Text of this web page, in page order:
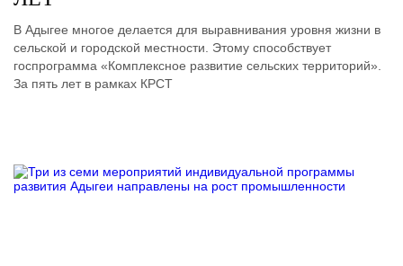
В Адыгее многое делается для выравнивания уровня жизни в
сельской и городской местности. Этому способствует
госпрограмма «Комплексное развитие сельских территорий».
За пять лет в рамках КРСТ